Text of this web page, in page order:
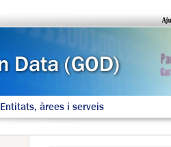
Entitats, àrees i serveis